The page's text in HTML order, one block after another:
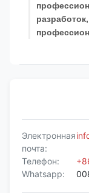
Электронная
почта:
Телефон:
Whatsapp: